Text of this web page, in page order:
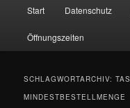
Start Datenschutz
Öffnungszeiten
SCHLAGWORTARCHIV:
MINDESTBESTELLMENGE